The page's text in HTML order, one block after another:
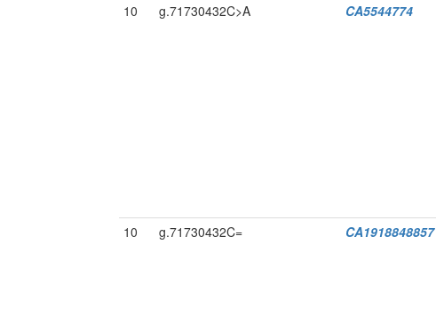
10 g.71730432C>A CA5544774
10 g.71730432C= CA1918848857